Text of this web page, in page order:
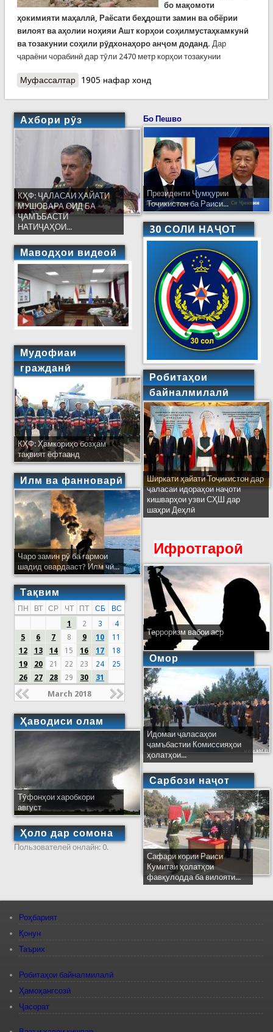
бо мақомоти
ҳокимияти маҳаллӣ, Раёсати беҳдошти замин ва обёрии
вилоят ва аҳолии ноҳияи Ашт корҳои соҳилмустаҳкамкунӣ
ва тозакунии соҳили рӯдхонаҳоро анҷом доданд. Дар
ҷараёни чорабинӣ дар тӯли 2470 метр корҳои тозакунии
Муфассалтаро Идомаи корҳои соҳилмустаҳкамкунӣ дар
1905 нафар хонд
Ахбори рӯз
КҲФ: ҶАЛАСАИ ҲАЙАТИ
МУШОВАРА ОИД БА
ҶАМЪБАСТИ
НАТИҶАҲОИ...
Маводҳои видеоӣ
Мудофиаи
гражданӣ
КҲФ: Ҳамкориҳо бозҳам
тақвият ёфтаанд
Илм ва фанноварӣ
Чаро замин рӯ ба гармои
шадид овардааст? Илм чӣ...
Тақвим
ПН ВТ СР ЧТ ПТ СБ
ВС
1
2 3
4
5
6 7 8 9 10
11
12
13 14 15 16 17
18
19
20 21 22 23 24
25
26
27 28 29 30 31
March 2018
Ҳаводиси олам
Тӯфонҳои харобкори
август
Ҳоло дар сомона
Пользователей онлайн: 0.
Бо Пешво
Президенти Ҷумҳурии
Тоҷикистон ба Раиси...
30 СОЛИ НАҶОТ
Робитаҳои
байналмилалӣ
Ширкати ҳайати Тоҷикистон дар
ҷаласаи идораҳои наҷоти
кишварҳои узви СҲШ дар
шаҳри Деҳлӣ
Ифротгароӣ
Терроризм вабои аср
Омор
Идомаи ҷаласаҳои
ҷамъбастии Комиссияҳои
ҳолатҳои...
Сарбози наҷот
Сафари кории Раиси
Кумитаи ҳолатҳои
фавқулодда ба вилояти...
Роҳбарият
Қонун
Таърих
Робитаҳои байналмилалӣ
Ҳамоҳангсозӣ
Ҷасорат